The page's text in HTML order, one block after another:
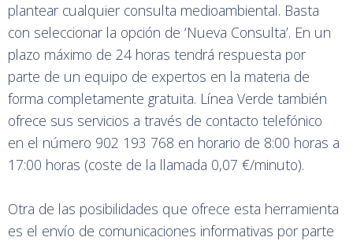
plantear cualquier consulta medioambiental. Basta
con seleccionar la opción de ‘Nueva Consulta’. En un
plazo máximo de 24 horas tendrá respuesta por
parte de un equipo de expertos en la materia de
forma completamente gratuita. Línea Verde también
ofrece sus servicios a través de contacto telefónico
en el número 902 193 768 en horario de 8:00 horas a
17:00 horas (coste de la llamada 0,07 €/minuto).
Otra de las posibilidades que ofrece esta herramienta
es el envío de comunicaciones informativas por parte